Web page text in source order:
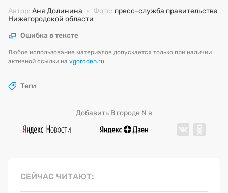
Автор: Аня Долинина · Фото: пресс-служба правительства
Нижегородской области
Ошибка в тексте
Любое использование материалов допускается только при наличии
активной ссылки на vgoroden.ru
Теги
Добавить В городе N в
СЕЙЧАС ЧИТАЮТ